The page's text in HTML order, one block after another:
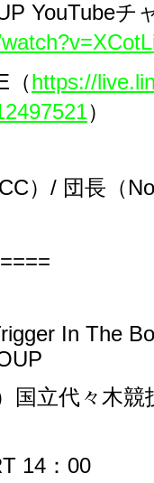
YouTubeチ
（https://
）
） / 団長（
In The
国立代々木競
14 ： 00